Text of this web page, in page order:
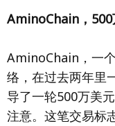
AminoChain，500
AminoChain，一
络，在过去两年里
导了一轮500万美
注意。这笔交易标